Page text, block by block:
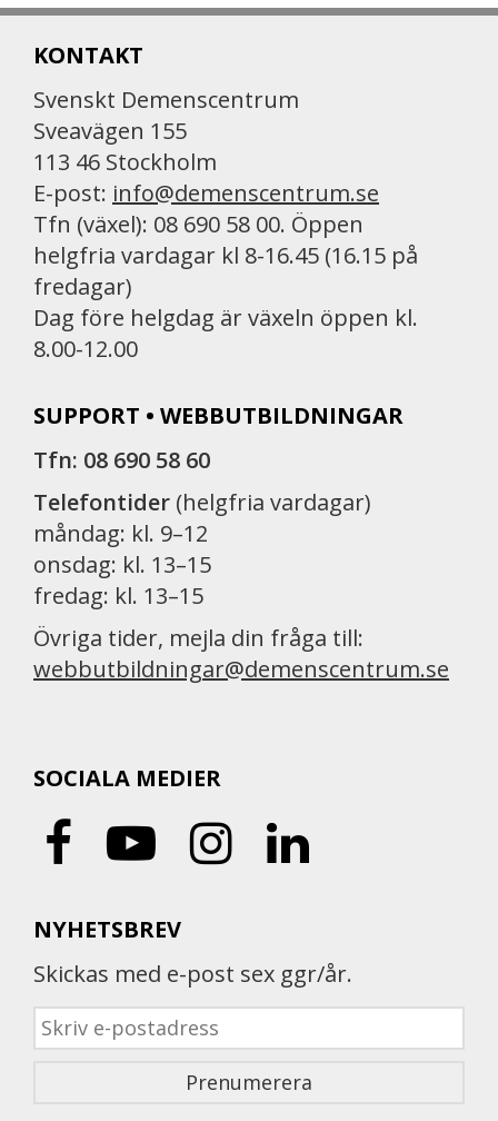
KONTAKT
Svenskt Demenscentrum
Sveavägen 155
113 46 Stockholm
E-post: info@demenscentrum.se
Tfn (växel): 08 690 58 00. Öppen
helgfria vardagar kl 8-16.45 (16.15 på
fredagar)
Dag före helgdag är växeln öppen kl.
8.00-12.00
SUPPORT • WEBBUTBILDNINGAR
Tfn: 08 690 58 60
Telefontider (helgfria vardagar)
måndag: kl. 9–12
onsdag: kl. 13–15
fredag: kl. 13–15
Övriga tider, mejla din fråga till:
webbutbildningar@demenscentrum.se
SOCIALA MEDIER
NYHETSBREV
Skickas med e-post sex ggr/år.